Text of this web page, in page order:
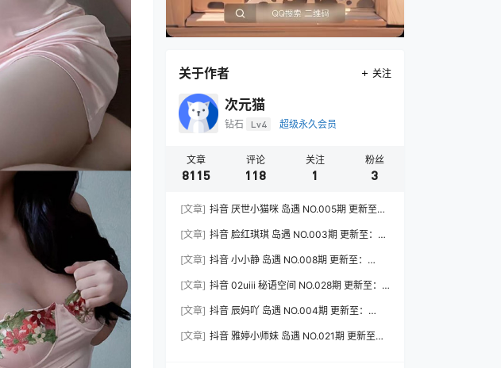
关于作者 关注
次元猫
钻石 Lv4 超级永久会员
文章
8115
评论
118
关注
1
粉丝
3
[文章] 抖音 厌世小猫咪 岛遇 NO.005期 更新至：
[文章] 抖音 脸红琪琪 岛遇 NO.003期 更新至：
[文章] 抖音 小小静 岛遇 NO.008期 更新至：
[文章] 抖音 02uiii 秘语空间 NO.028期 更新至：
[文章] 抖音 辰妈吖 岛遇 NO.004期 更新至：
[文章] 抖音 雅婷小师妹 岛遇 NO.021期 更新至：